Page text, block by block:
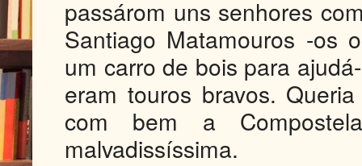
passárom uns senhores
Santiago Matamouros -os
um carro de bois para
eram touros bravos.
com bem a
malvadissíssima.